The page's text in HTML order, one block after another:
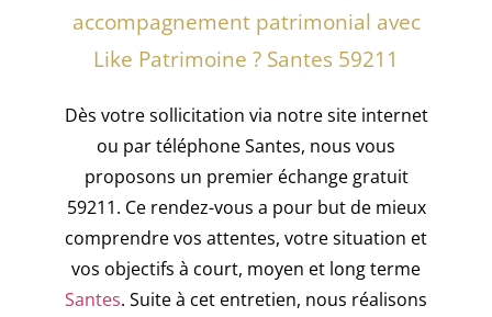
accompagnement patrimonial avec
Like Patrimoine ? Santes 59211
Dès votre sollicitation via notre site internet
ou par téléphone Santes, nous vous
proposons un premier échange gratuit
59211. Ce rendez-vous a pour but de mieux
comprendre vos attentes, votre situation et
vos objectifs à court, moyen et long terme
Santes. Suite à cet entretien, nous réalisons